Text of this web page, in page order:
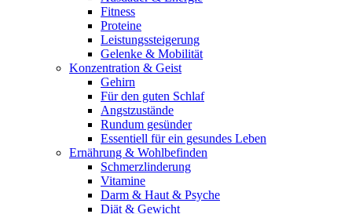
Fitness
Proteine
Leistungssteigerung
Gelenke & Mobilität
Konzentration & Geist
Gehirn
Für den guten Schlaf
Angstzustände
Rundum gesünder
Essentiell für ein gesundes Leben
Ernährung & Wohlbefinden
Schmerzlinderung
Vitamine
Darm & Haut & Psyche
Diät & Gewicht